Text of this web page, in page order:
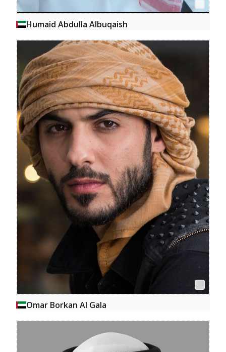
Humaid Abdulla Albuqaish
Omar Borkan Al Gala